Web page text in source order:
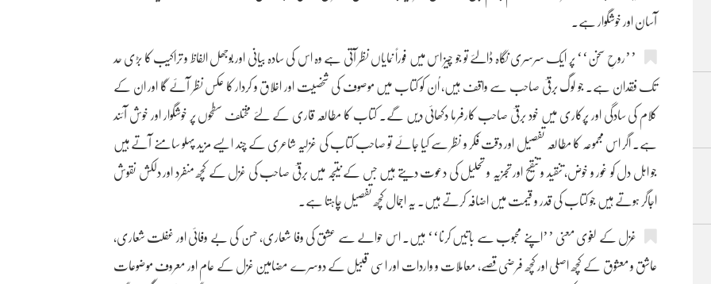
آسان اور خوشگوار ہے۔
’’روحِ سخن‘‘ پر ایک سرسری نگاہ ڈالئے تو جو چیز اس میں فوراً نمایاں نظر آتی ہے وہ اس کی سادہ بیانی اور بوجھل الفاظ و تراکیب کا بڑی حد
تک فقدان ہے۔ جو لوگ برقیؔ صاحب سے واقف ہیں، اُن کو کتاب میں موصوف کی شخصیت اور اخلاق و کردار کا عکس نظر آئے گا اور ان کے
کلام کی سادگی اور پرکاری میں خود برقیؔ صاحب کارفرما دکھائی دیں گے۔ کتاب کا مطالعہ قاری کے لئے مختلف سطحوں پر خوشگوار اور خوش آئند
ہے۔ اگر اس مجموعہ کا مطالعہ تفصیل اور دقت فکر و نظر سے کیا جائے تو صاحب کتاب کی غزلیہ شاعری کے چند ایسے مزید پہلو سامنے آتے ہیں
جو اہل دل کو غور و خوض، تنقید و تنقیح اور تجزیہ و تحلیل کی دعوت دیتے ہیں جس کے نتیجہ میں برقیؔ صاحب کی غزل کے کچھ منفرد اور دلکش نقوش
اجاگر ہوتے ہیں جو کتاب کی قدر و قیمت میں اضافہ کرتے ہیں۔ یہ اجمال کچھ تفصیل چاہتا ہے۔
غزل کے لغوی معنی ’’اپنے محبوب سے باتیں کرنا‘‘ ہیں۔ اس حوالے سے عشق کی وفا شعاری، حسن کی بے وفائی اور غفلت شعاری،
عاشق و معشوق کے کچھ اصلی اور کچھ فرضی قصے، معاملات و واردات اور اسی قبیل کے دوسرے مضامین غزل کے عام اور معروف موضوعات